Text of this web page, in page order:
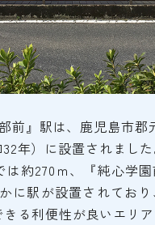
前』駅は、鹿児島市郡
32年）に設置されまし
は約270ｍ、『純心学
に駅が設置されてお
る利便性が良いエリ